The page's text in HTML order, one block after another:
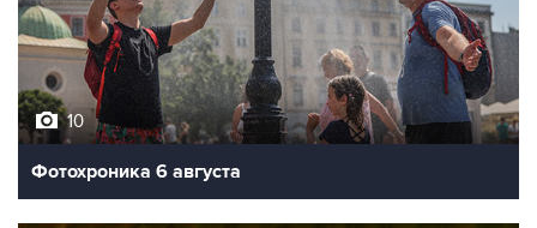
10
Фотохроника 6 августа